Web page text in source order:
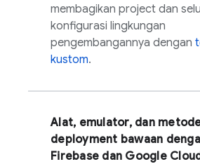
membagikan project dan
konfigurasi lingkungan
pengembangannya dengan
kustom.
Alat, emulator, dan
deployment bawaan
Firebase dan Google